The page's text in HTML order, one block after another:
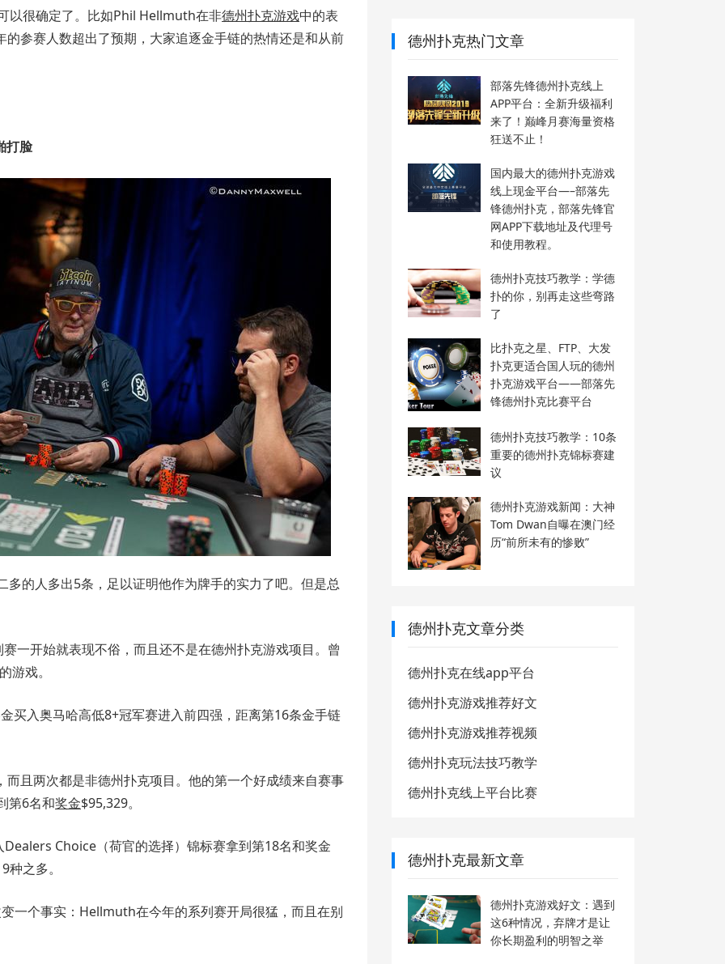
以很确定了。比如Phil Hellmuth在非德州扑克游戏中的表
参赛人数超出了预期，大家追逐金手链的热情还是和从前
打脸
的人多出5条，足以证明他作为牌手的实力了吧。但是总
一开始就表现不俗，而且还不是在德州扑克游戏项目。曾
戏。
买入奥马哈高低8+冠军赛进入前四强，距离第16条金手链
且两次都是非德州扑克项目。他的第一个好成绩来自赛事
第6名和奖金$95,329。
Choice（荷官的选择）锦标赛拿到第18名和奖金
之多。
一个事实：Hellmuth在今年的系列赛开局很猛，而且在别
德州扑克热门文章
部落先锋德州扑克线上
APP平台：全新升级福利
来了！巅峰月赛海量资格
狂送不止！
国内最大的德州扑克游戏
线上现金平台—–部落先
锋德州扑克，部落先锋官
网APP下载地址及代理号
和使用教程。
德州扑克技巧教学：学德
扑的你，别再走这些弯路
了
比扑克之星、FTP、大发
扑克更适合国人玩的德州
扑克游戏平台——部落先
锋德州扑克比赛平台
德州扑克技巧教学：10条
重要的德州扑克锦标赛建
议
德州扑克游戏新闻：大神
Tom Dwan自曝在澳门经
历“前所未有的惨败”
德州扑克文章分类
德州扑克在线app平台
德州扑克游戏推荐好文
德州扑克游戏推荐视频
德州扑克玩法技巧教学
德州扑克线上平台比赛
德州扑克最新文章
德州扑克游戏好文：遇到
这6种情况，弃牌才是让
你长期盈利的明智之举